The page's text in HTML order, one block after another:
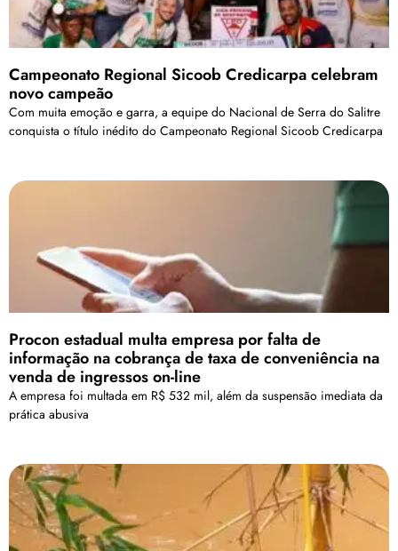
Campeonato Regional Sicoob Credicarpa celebram
novo campeão
Com muita emoção e garra, a equipe do Nacional de Serra do Salitre
conquista o título inédito do Campeonato Regional Sicoob Credicarpa
Procon estadual multa empresa por falta de
informação na cobrança de taxa de conveniência na
venda de ingressos on-line
A empresa foi multada em R$ 532 mil, além da suspensão imediata da
prática abusiva